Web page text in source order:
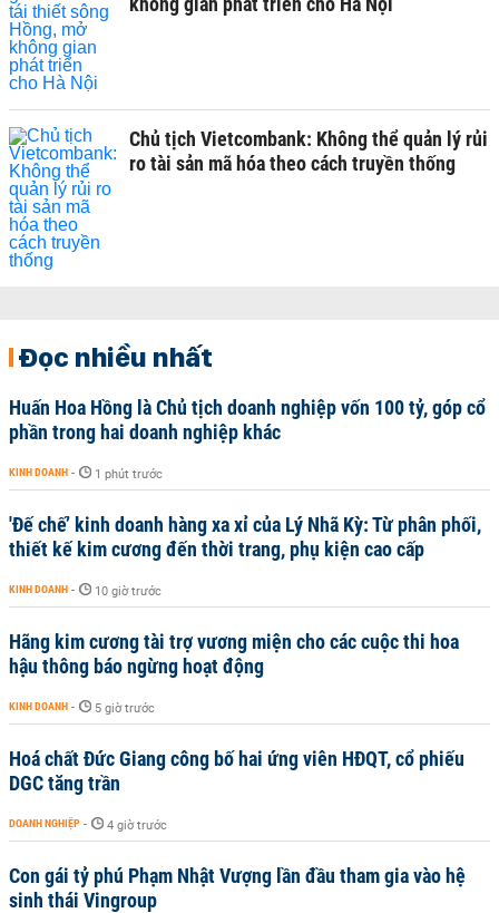
Chủ tịch Vietcombank: Không thể quản lý rủi
ro tài sản mã hóa theo cách truyền thống
Đọc nhiều nhất
Huấn Hoa Hồng là Chủ tịch doanh nghiệp vốn 100 tỷ, góp cổ
phần trong hai doanh nghiệp khác
KINH DOANH - 1 phút trước
'Đế chế’ kinh doanh hàng xa xỉ của Lý Nhã Kỳ: Từ phân phối,
thiết kế kim cương đến thời trang, phụ kiện cao cấp
KINH DOANH - 10 giờ trước
Hãng kim cương tài trợ vương miện cho các cuộc thi hoa
hậu thông báo ngừng hoạt động
KINH DOANH - 5 giờ trước
Hoá chất Đức Giang công bố hai ứng viên HĐQT, cổ phiếu
DGC tăng trần
DOANH NGHIỆP - 4 giờ trước
Con gái tỷ phú Phạm Nhật Vượng lần đầu tham gia vào hệ
sinh thái Vingroup